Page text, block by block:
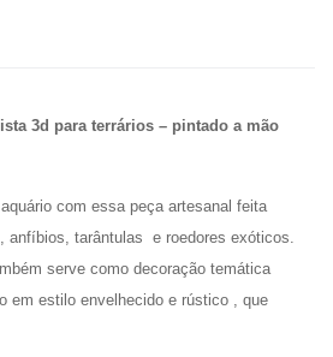
3d para terrários – pintado a mão
com essa peça artesanal feita
anfíbios, tarântulas e roedores exóticos.
serve como decoração temática
em estilo envelhecido e rústico , que